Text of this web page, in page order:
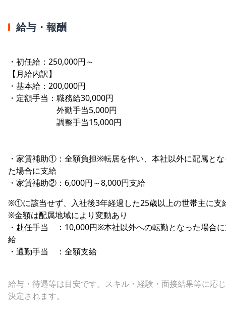
給与・報酬
・初任給：250,000円～
【月給内訳】
・基本給：200,000円
・定額手当：職務給30,000円
外勤手当5,000円
調整手当15,000円
・家賃補助①：全額負担※転居を伴い、本社以外に配属と
た場合に支給
・家賃補助②：6,000円～8,000円支給
※①に該当せず、入社後3年経過した25歳以上の世帯主に支
※金額は配属地域により変動あり
・赴任手当 ：10,000円※本社以外への転勤となった場合
給
・通勤手当 ：全額支給
給与・待遇等は目安です。スキル・経験・面接結果等に応
決定されます。